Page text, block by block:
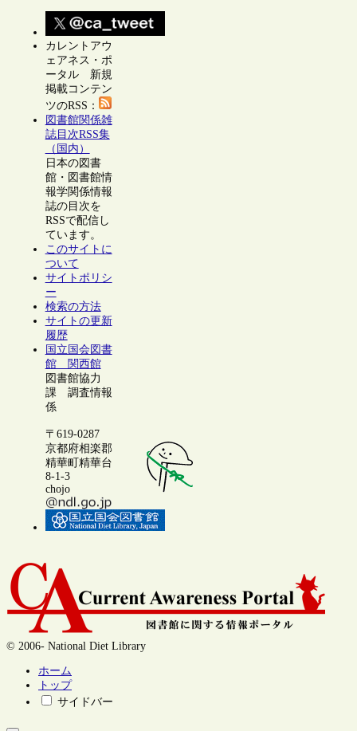
カレントアウ
ェアネス・ポ
ータル 新規
掲載コンテン
ツのRSS：
図書館関係雑
誌目次RSS集
（国内）
日本の図書
館・図書館情
報学関係情報
誌の目次を
RSSで配信し
ています。
このサイトに
ついて
サイトポリシ
ー
検索の方法
サイトの更新
履歴
国立国会図書
館 関西館
図書館協力
課 調査情報
係
〒619-0287
京都府相楽郡
精華町精華台
8-1-3
chojo
© 2006- National Diet Library
ホーム
トップ
サイドバー